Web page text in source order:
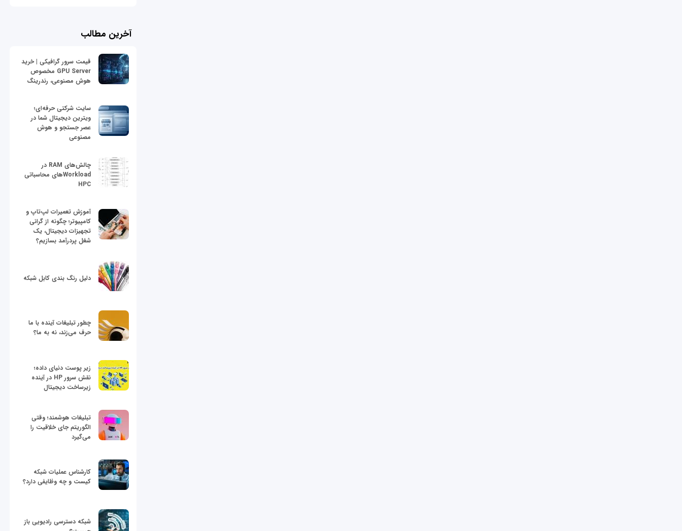
آخرین مطالب
قیمت سرور گرافیکی | خرید
GPU Server مخصوص
هوش مصنوعی، رندرینگ
سایت شرکتی حرفه‌ای؛
ویترین دیجیتال شما در
عصر جستجو و هوش
مصنوعی
چالش‌های RAM در
Workloadهای محاسباتی
HPC
آموزش تعمیرات لپ‌تاپ و
کامپیوتر؛ چگونه از گرانی
تجهیزات دیجیتال، یک
شغل پردرآمد بسازیم؟
دلیل رنگ بندی کابل شبکه
چطور تبلیغات آینده با ما
حرف می‌زند، نه به ما؟
زیر پوست دنیای داده؛
نقش سرور HP در آینده
زیرساخت دیجیتال
تبلیغات هوشمند؛ وقتی
الگوریتم جای خلاقیت را
می‌گیرد
کارشناس عملیات شبکه
کیست و چه وظایفی دارد؟
شبکه دسترسی رادیویی باز